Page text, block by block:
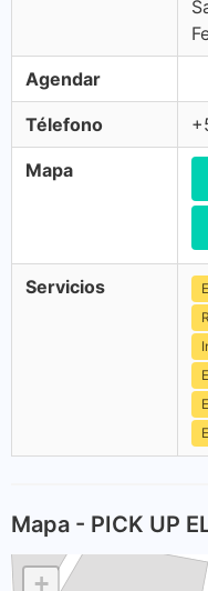
Agendar
Télefono
Mapa
Servicios
Mapa - PICK UP
+